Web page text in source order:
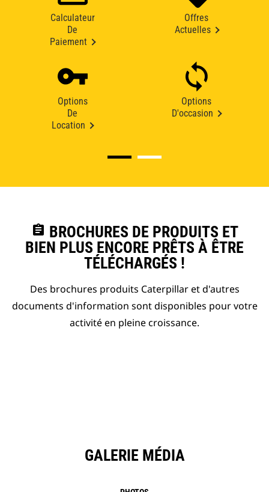
Calculateur
De
Paiement
Offres
Actuelles
Options
De
Location
Options
D'occasion
assignment BROCHURES DE PRODUITS ET
BIEN PLUS ENCORE PRÊTS À ÊTRE
TÉLÉCHARGÉS !
Des brochures produits Caterpillar et d'autres
documents d'information sont disponibles pour votre
activité en pleine croissance.
GALERIE MÉDIA